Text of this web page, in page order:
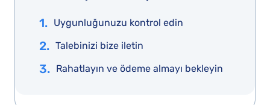
1. Uygunluğunuzu kontrol edin
2. Talebinizi bize iletin
3. Rahatlayın ve ödeme almayı bekleyin